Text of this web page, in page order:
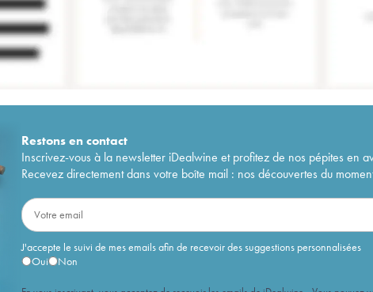
Restons encontact
Inscrivez-vous à la newsletter iDealwine et profitez de nos pépites en
Recevez directement dans votre boîte mail : nos découvertes du
J'accepte le suivi de mes emails afin de recevoir des suggestions personnalisées
Oui
Non